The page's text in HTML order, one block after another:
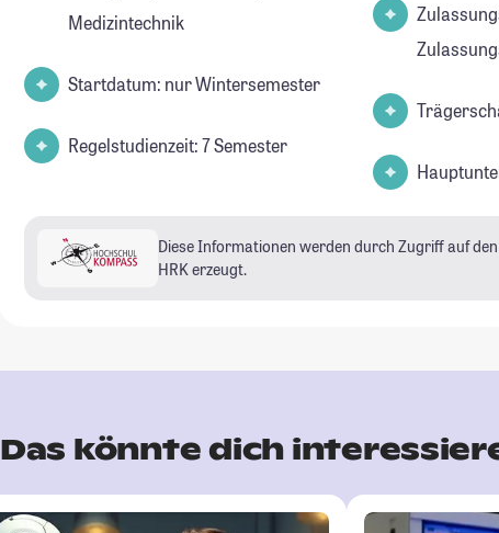
Medizintechnik
Startdatum: nur Wintersemester
Regelstudienzeit: 7 Semester
Diese Informationen werden durch Zugriff auf den
HRK erzeugt.
Das könnte dich